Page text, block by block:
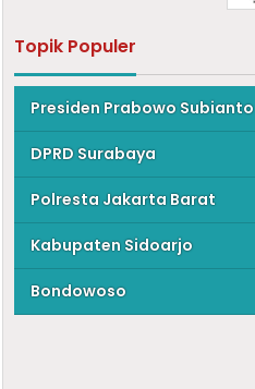
Topik Populer
Presiden Prabowo Subianto
DPRD Surabaya
Polresta Jakarta Barat
Kabupaten Sidoarjo
Bondowoso